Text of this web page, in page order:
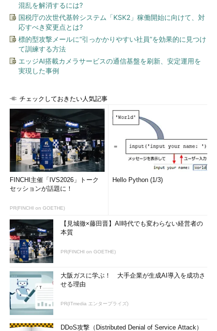
混乱を解消するには?
国税庁の次世代基幹システム「KSK2」稼働開始に向けて、対
応すべき変更点とは?
標的型攻撃メールに“引っかかりやすい社員”を効果的に見つけ
て訓練する方法
エッジAI搭載カメラサービスの通信基盤を刷新、安定運用を
実現した事例
チェックしておきたい人気記事
FINCHI主催「IVS2026」トーク
セッションが話題に！
PR(FINCHI on GOETHE)
Hello Python (1/3)
【見城徹×藤田晋】AI時代でも変わらない経営者の
本質
PR(FINCHI on GOETHE)
大阪ガスに学ぶ！ 大手企業が生成AI導入を成功さ
せる理由
PR(ITmedia エンタープライズ)
DDoS攻撃（Distributed Denial of Service Attack）